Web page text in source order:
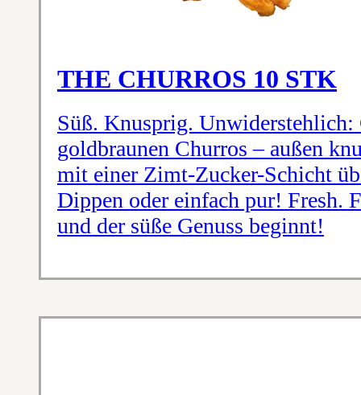
THE CHURROS 10 STK
Süß. Knusprig. Unwiderstehlich:
goldbraunen Churros – außen
mit einer Zimt-Zucker-Schicht
Dippen oder einfach pur! Fresh.
und der süße Genuss beginnt!